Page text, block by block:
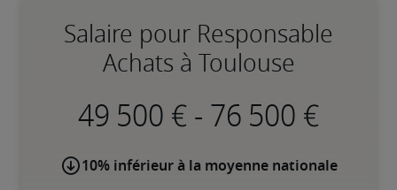
Salaire pour Responsable
Achats à Toulouse
-
10% inférieur à la moyenne nationale